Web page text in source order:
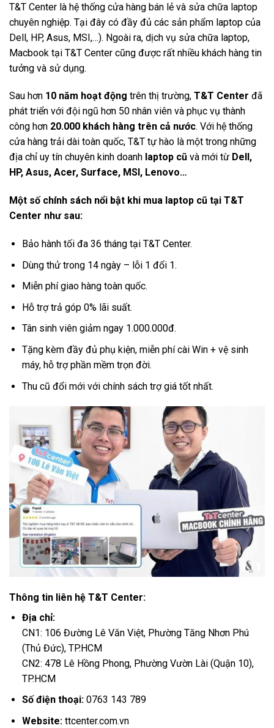
T&T Center là hệ thống cửa hàng bán lẻ và sửa chữa laptop
chuyên nghiệp. Tại đây có đầy đủ các sản phẩm laptop của
Dell, HP, Asus, MSI,…). Ngoài ra, dịch vụ sửa chữa laptop,
Macbook tại T&T Center cũng được rất nhiều khách hàng tin
tưởng và sử dụng.
Sau hơn 10 năm hoạt động trên thị trường, T&T Center đã
phát triển với đội ngũ hơn 50 nhân viên và phục vụ thành
công hơn 20.000 khách hàng trên cả nước. Với hệ thống
cửa hàng trải dài toàn quốc, T&T tự hào là một trong những
địa chỉ uy tín chuyên kinh doanh laptop cũ và mới từ Dell,
HP, Asus, Acer, Surface, MSI, Lenovo…
Một số chính sách nổi bật khi mua laptop cũ tại T&T
Center như sau:
Bảo hành tối đa 36 tháng tại T&T Center.
Dùng thử trong 14 ngày – lỗi 1 đổi 1.
Miễn phí giao hàng toàn quốc.
Hỗ trợ trả góp 0% lãi suất.
Tân sinh viên giảm ngay 1.000.000đ.
Tặng kèm đầy đủ phụ kiện, miễn phí cài Win + vệ sinh
máy, hỗ trợ phần mềm trọn đời.
Thu cũ đổi mới với chính sách trợ giá tốt nhất.
Thông tin liên hệ T&T Center:
Địa chỉ:
CN1: 106 Đường Lê Văn Việt, Phường Tăng Nhơn Phú
(Thủ Đức), TP.HCM
CN2: 478 Lê Hồng Phong, Phường Vườn Lài (Quận 10),
TP.HCM
Số điện thoại:0763 143 789
Website:ttcenter.com.vn